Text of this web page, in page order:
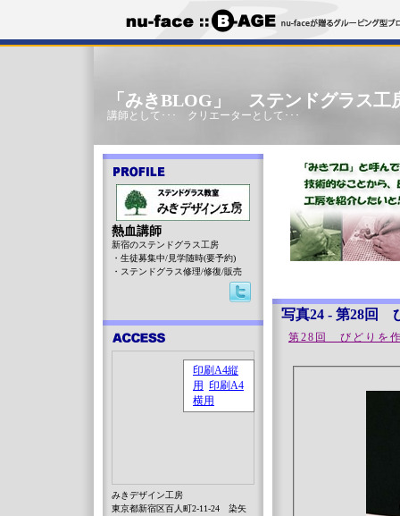
「みきBLOG」 ステンドグラス工
講師として･･･ クリエーターとして･･･
写真24 - 第28回
第28回 びどりを
熱血講師
新宿のステンドグラス工房
・生徒募集中/見学随時(要予約)
・ステンドグラス修理/修復/販売
みきデザイン工房
東京都新宿区百人町2-11-24 染矢